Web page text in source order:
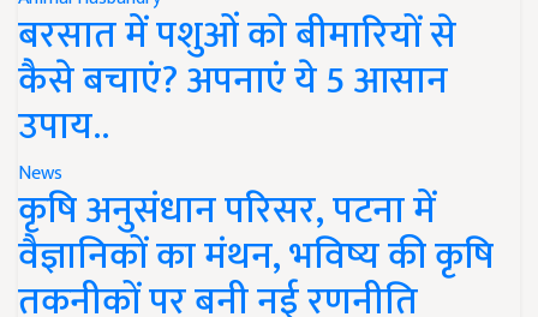
बरसात में पशुओं को बीमारियों से
कैसे बचाएं? अपनाएं ये 5 आसान
उपाय..
News
कृषि अनुसंधान परिसर, पटना में
वैज्ञानिकों का मंथन, भविष्य की कृषि
तकनीकों पर बनी नई रणनीति